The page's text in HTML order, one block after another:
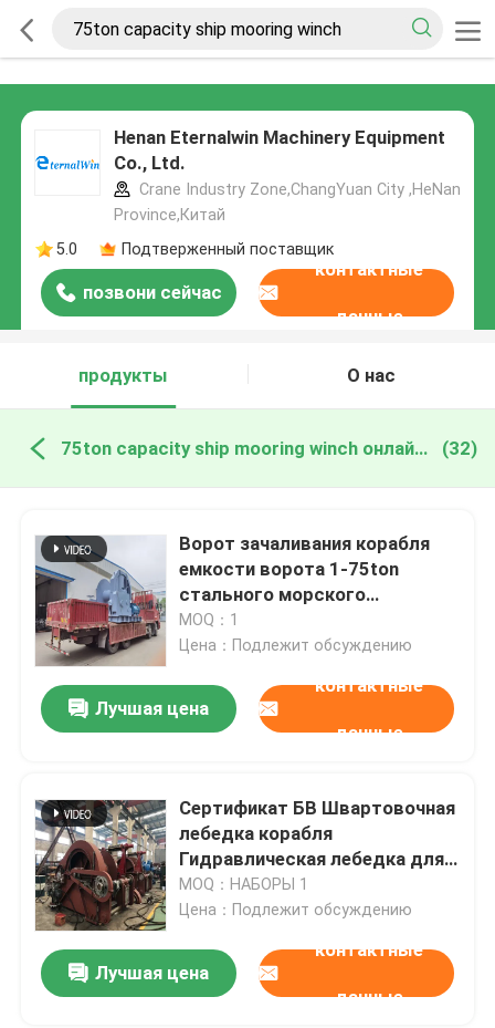
Henan Eternalwin Machinery Equipment
Co., Ltd.
Crane Industry Zone,ChangYuan City ,HeNan
Province,Китай
5.0
Подтверженный поставщик
позвони сейчас
контактные
данные
продукты О нас
75ton capacity ship mooring winch онлайн производство (32)
Ворот зачаливания корабля
емкости ворота 1-75ton
стального морского
пехотинца металла
гидравлический
MOQ：1
Цена：Подлежит обсуждению
Лучшая цена
контактные
данные
Сертификат БВ Швартовочная
лебедка корабля
Гидравлическая лебедка для
лодки
MOQ：НАБОРЫ 1
Цена：Подлежит обсуждению
Лучшая цена
контактные
данные